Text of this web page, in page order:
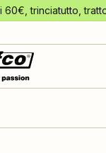
trinciatutto,